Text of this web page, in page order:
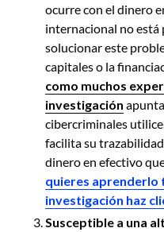
ocurre con el dinero
internacional no está
solucionar este
capitales o la
como muchos
investigación
cibercriminales
facilita su
dinero en efectivo
quieres aprenderlo
investigación haz
Susceptible a una